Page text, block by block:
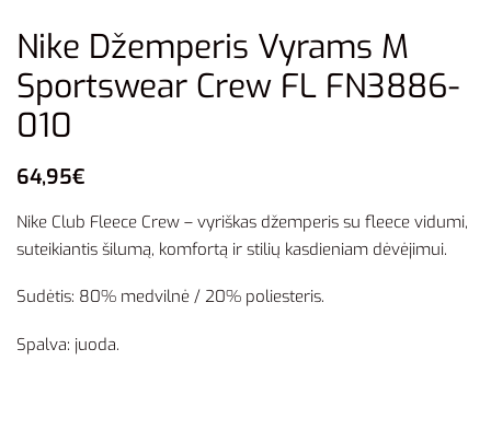
Nike Džemperis Vyrams M
Sportswear Crew FL FN3886-
010
64,95€
Nike Club Fleece Crew – vyriškas džemperis su fleece vidumi,
suteikiantis šilumą, komfortą ir stilių kasdieniam dėvėjimui.
Sudėtis: 80% medvilnė / 20% poliesteris.
Spalva: juoda.